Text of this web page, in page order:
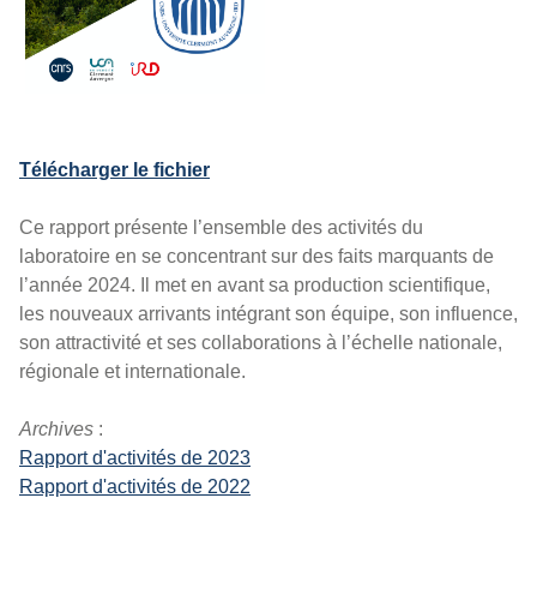
Télécharger le fichier
Ce rapport présente l’ensemble des activités du
laboratoire en se concentrant sur des faits marquants de
l’année 2024. Il met en avant sa production scientifique,
les nouveaux arrivants intégrant son équipe, son influence,
son attractivité et ses collaborations à l’échelle nationale,
régionale et internationale.
Archives :
Rapport d'activités de 2023
Rapport d'activités de 2022